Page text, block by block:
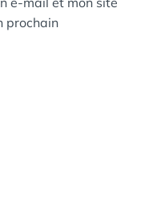
prochain